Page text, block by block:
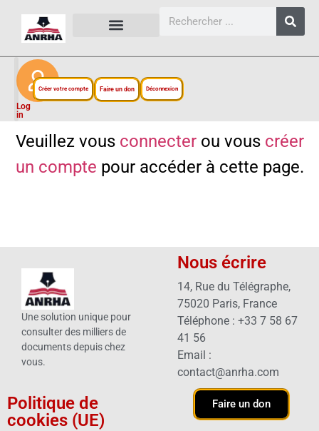
Log
in
Créer votre compte Faire un don Déconnexion
Veuillez vous connecterou vous créer
un compte pour accéder à cette page.
Une solution unique pour
consulter des milliers de
documents depuis chez
vous.
Politique de
cookies (UE)
Nous écrire
14, Rue du Télégraphe,
75020 Paris, France
Téléphone : +33 7 58 67
41 56
Email :
contact@anrha.com
Faire un don